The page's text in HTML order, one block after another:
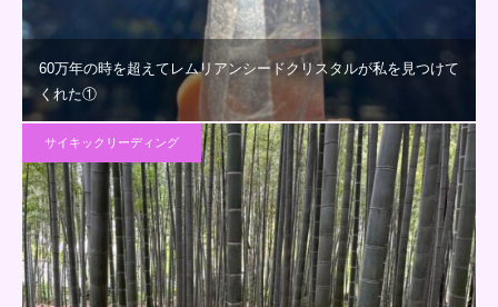
60万年の時を超えてレムリアンシードクリスタルが私を見つけて
くれた①
サイキックリーディング